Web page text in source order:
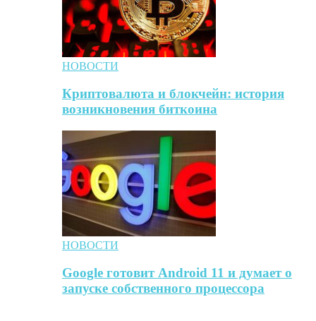
НОВОСТИ
Криптовалюта и блокчейн: история
возникновения биткоина
НОВОСТИ
Google готовит Android 11 и думает о
запуске собственного процессора